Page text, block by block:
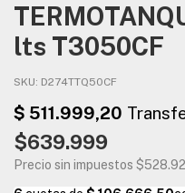
lts T3050CF
SKU: D274TTQ50CF
$639.999
Precio sin impuestos